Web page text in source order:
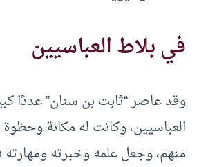
في بلاط العباسيين
وقد عاصر “ثابت بن سنان” عددًا
العباسيين، وكانت له مكانة
منهم، وجعل علمه وخبرته